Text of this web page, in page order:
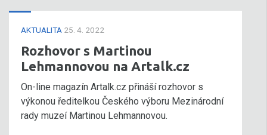
AKTUALITA 25. 4. 2022
Rozhovor s Martinou
Lehmannovou na Artalk.cz
On-line magazín Artalk.cz přináší rozhovor s
výkonou ředitelkou Českého výboru Mezinárodní
rady muzeí Martinou Lehmannovou.